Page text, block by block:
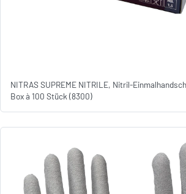
NITRAS SUPREME NITRILE, Nitril-
Box à 100 Stück (8300)